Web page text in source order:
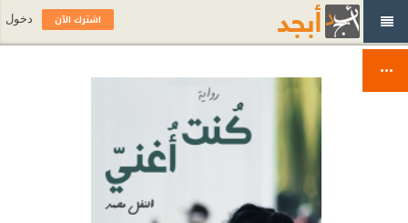
اشترك الآن دخول